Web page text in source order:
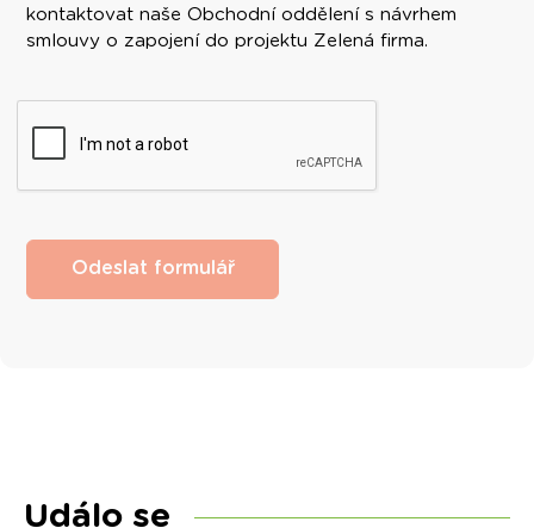
kontaktovat naše Obchodní oddělení s návrhem
smlouvy o zapojení do projektu Zelená firma.
Odeslat formulář
Událo se